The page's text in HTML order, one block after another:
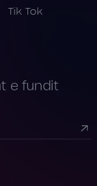
Tik Tok
e fundit